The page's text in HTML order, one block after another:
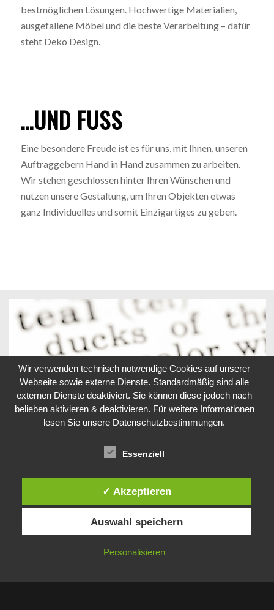
bestmöglichen Lösungen. Hochwertige Materialien,
ausgefallene Möbel und die beste Verarbeitung – dafür
steht Deko Design.
…UND FUSS
Eine besondere Freude ist es für uns, mit Ihnen, unseren
Auftraggebern Hand in Hand zusammen zu arbeiten.
Wir stehen geschlossen hinter Ihren Wünschen und
nutzen unsere Gestaltung, um Ihren Objekten etwas
ganz Individuelles und somit Einzigartiges zu geben.
BÜROMANAGEMENT.
Wir verwenden technisch notwendige Cookies auf unserer
Webseite sowie externe Dienste. Standardmäßig sind alle
externen Dienste deaktiviert. Sie können diese jedoch nach
belieben aktivieren & deaktivieren. Für weitere Informationen
lesen Sie unsere Datenschutzbestimmungen.
Essenziell
✓ Akzeptieren
Auswahl speichern
Personalisieren